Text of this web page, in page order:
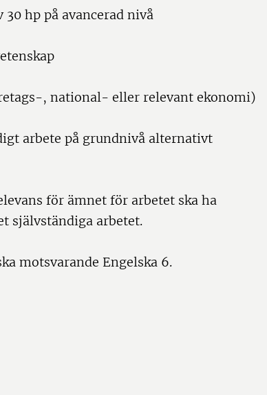
hp på avancerad nivå
, national- eller relevant ekonomi)
arbete på grundnivå alternativt
för ämnet för arbetet ska ha
självständiga arbetet.
motsvarande Engelska 6.